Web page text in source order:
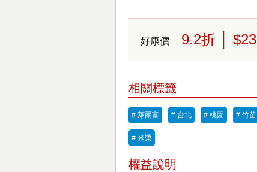
好康價 9.2折 │ $23
相關標籤
# 萊爾富 # 台北 # 桃園 # 竹苗
# 米漿
權益說明